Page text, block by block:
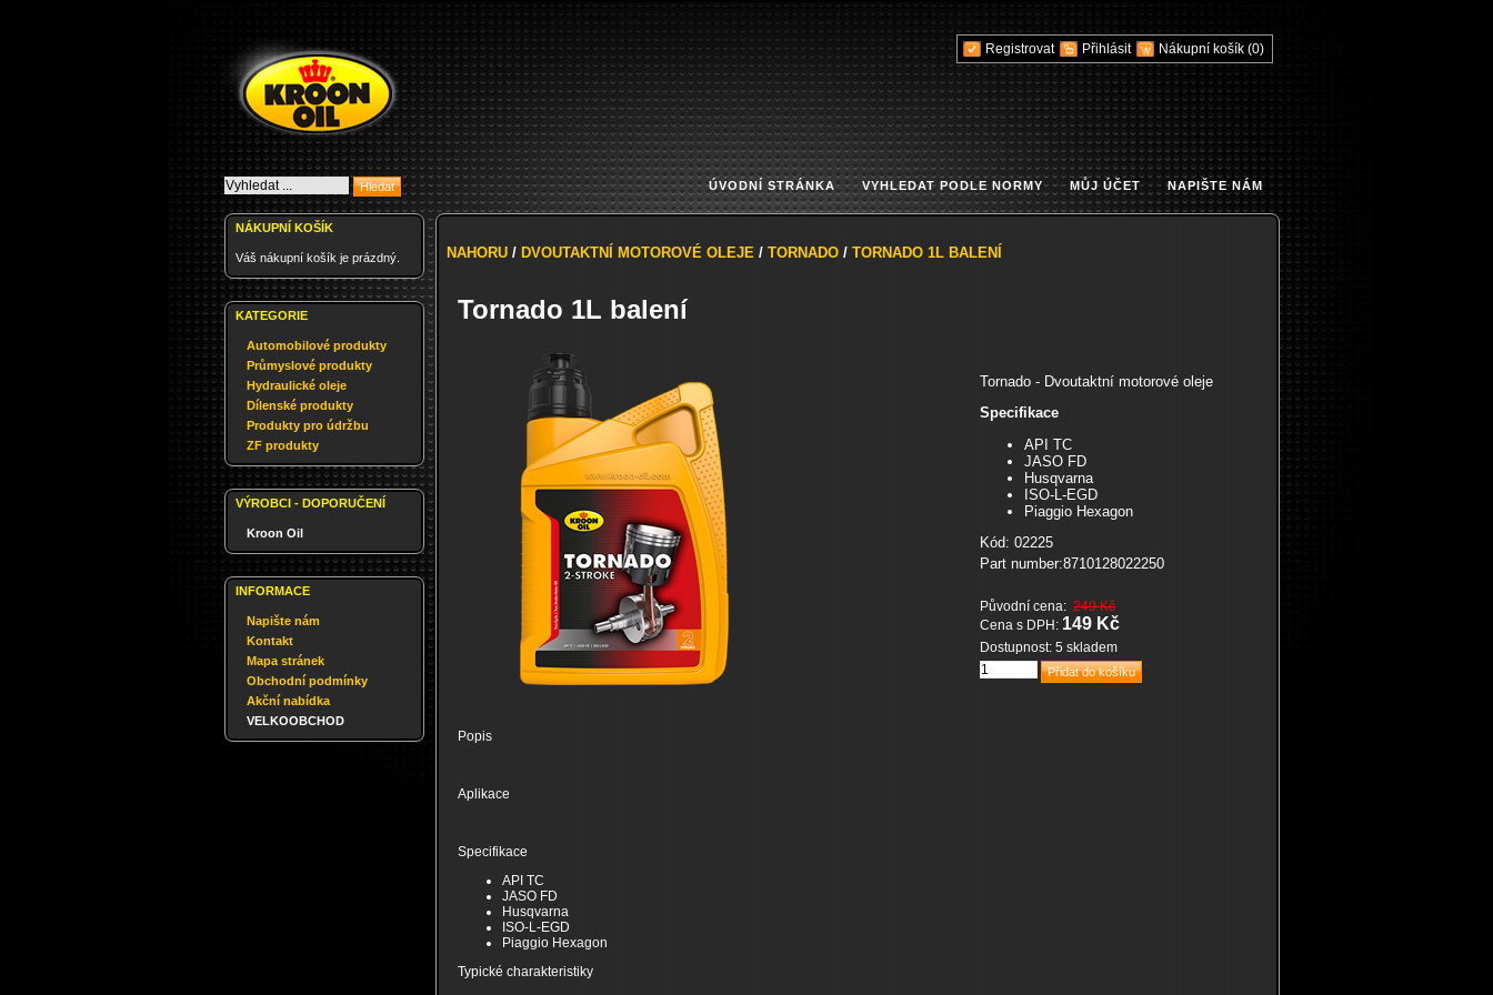
Registrovat Přihlásit Nákupní košík (0)
ÚVODNÍ STRÁNKA VYHLEDAT PODLE NORMY MŮJ ÚČET NAPIŠTE NÁM
NÁKUPNÍ KOŠÍK
Váš nákupní košík je prázdný.
KATEGORIE
Automobilové produkty
Průmyslové produkty
Hydraulické oleje
Dílenské produkty
Produkty pro údržbu
ZF produkty
VÝROBCI - DOPORUČENÍ
Kroon Oil
INFORMACE
Napište nám
Kontakt
Mapa stránek
Obchodní podmínky
Akční nabídka
VELKOOBCHOD
NAHORU / DVOUTAKTNÍ MOTOROVÉ OLEJE / TORNADO / TORNADO 1L BALENÍ
Tornado 1L balení
Tornado - Dvoutaktní motorové oleje
Specifikace
API TC
JASO FD
Husqvarna
ISO-L-EGD
Piaggio Hexagon
Kód: 02225
Part number:8710128022250
Původní cena: 249 Kč
Cena s DPH: 149 Kč
Dostupnost: 5 skladem
Popis
Aplikace
Specifikace
API TC
JASO FD
Husqvarna
ISO-L-EGD
Piaggio Hexagon
Typické charakteristiky